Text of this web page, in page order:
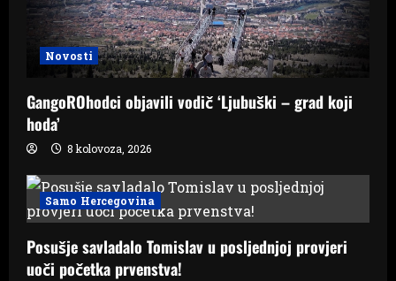
Novosti
GangoROhodci objavili vodič ‘Ljubuški – grad koji
hoda’
8 kolovoza, 2026
Samo Hercegovina
Posušje savladalo Tomislav u posljednjoj provjeri
uoči početka prvenstva!